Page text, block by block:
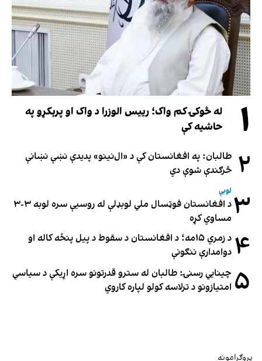
۱
له څوکۍ کم واک؛ رییس الوزرا د واک او پرېکړو په
حاشیه کې
۲ طالبان: په افغانستان کې د «ال‌نینو» پدیدې نښې نښانې
څرګندې شوې دي
۳ لوبې
د افغانستان فوټسال ملي لوبډلې له روسیې سره لوبه ۳-۳
مساوي کړه
۴
د زمري ۱۵مه؛ د افغانستان د سقوط د پیل پنځه کاله او
دوامدارې ننګونې
۵ چینایي رسنۍ: طالبان له سترو قدرتونو سره اړیکې د سیاسي
امتیازونو د ترلاسه کولو لپاره کاروي
پروګرامونه